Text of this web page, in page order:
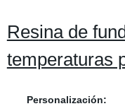
Resina de
temperaturas
Personalización: